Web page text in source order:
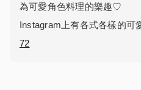
為可愛角色料理的樂趣♡
Instagram上有各式各樣的可
72